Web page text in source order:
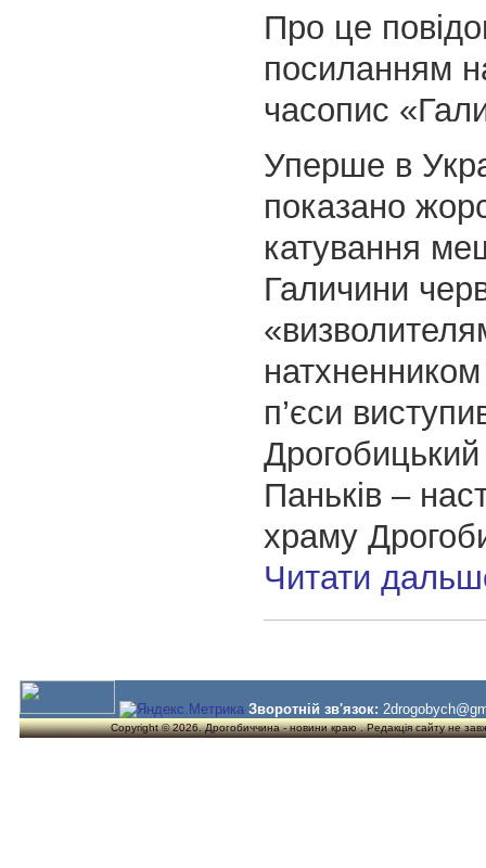
Про це
посиланням
часопис
Уперше в
показано
катування
Галичини
п’єси
Паньків –
храму
Читати
Зворотній зв'язок:
Copyright © 2026. Дрогобиччина - новини краю . Редакція сайту не